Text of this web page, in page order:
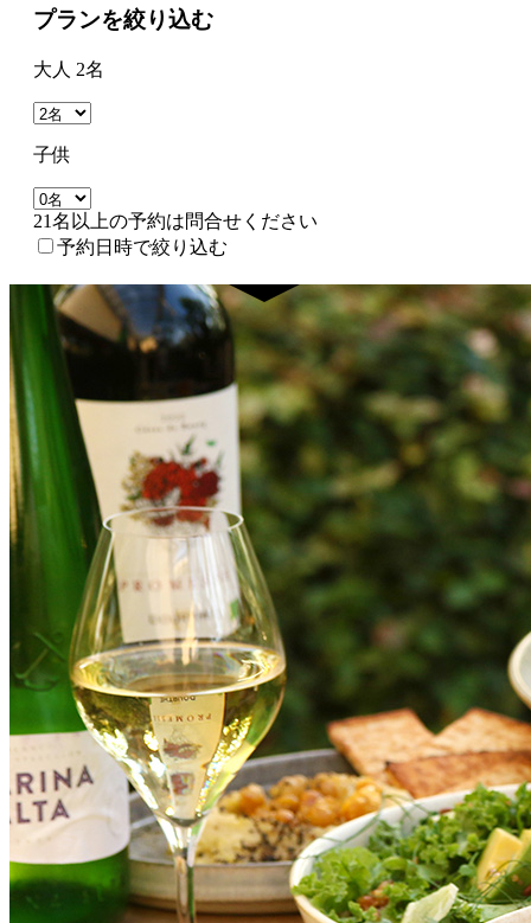
プランを絞り込む
大人 2名
子供
21名以上の予約は問合せください
予約日時で絞り込む